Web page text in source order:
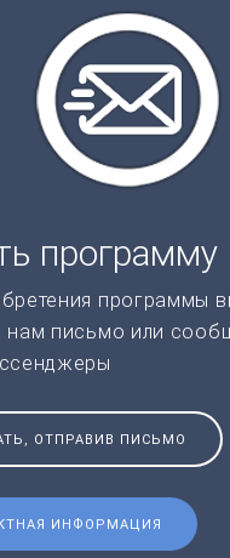
программу
программы
нам письмо или
ОТПРАВИВ ПИСЬМО
ИНФОРМАЦИЯ